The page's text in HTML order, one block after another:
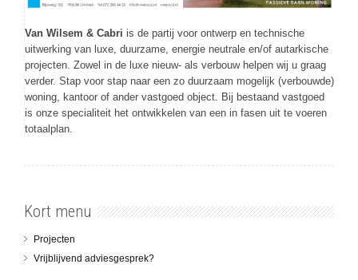
Van Wilsem & Cabri is de partij voor ontwerp en technische
uitwerking van luxe, duurzame, energie neutrale en/of autarkische
projecten. Zowel in de luxe nieuw- als verbouw helpen wij u graag
verder. Stap voor stap naar een zo duurzaam mogelijk (verbouwde)
woning, kantoor of ander vastgoed object. Bij bestaand vastgoed
is onze specialiteit het ontwikkelen van een in fasen uit te voeren
totaalplan.
Kort menu
Projecten
Vrijblijvend adviesgesprek?